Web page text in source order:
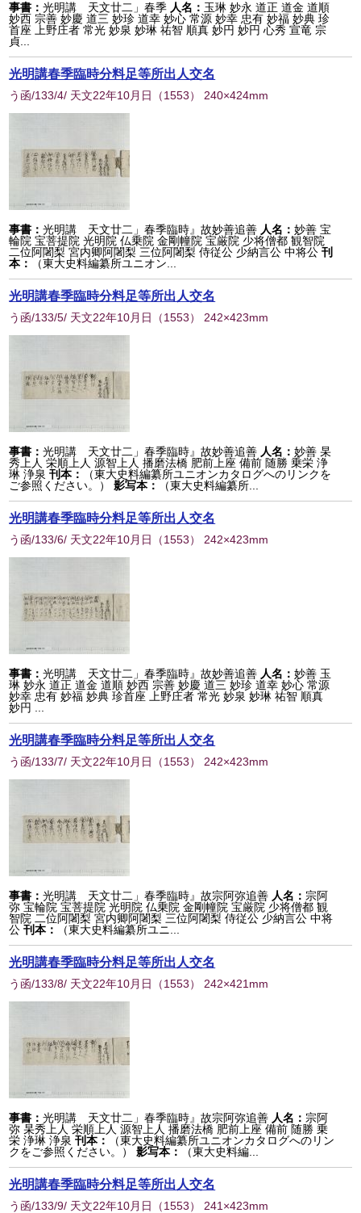
事書：光明講 天文廿二」春季 人名： 玉琳 妙永 道正 道金 道順
妙西 宗善 妙慶 道三 妙珍 道幸 妙心 常源 妙幸 忠有 妙福 妙典 珍
首座 上野庄者 常光 妙泉 妙琳 祐智 順真 妙円 妙円 心秀 宣竜 宗
貞...
光明講春季臨時分料足等所出人交名
う函/133/4/ 天文22年10月日 （1553） 240×424mm
事書：光明講 天文廿二」春季臨時』故妙善追善 人名：妙善 宝
輪院 宝菩提院 光明院 仏乗院 金剛幢院 宝厳院 少将僧都 観智院
二位阿闍梨 宮内卿阿闍梨 三位阿闍梨 侍従公 少納言公 中将公 刊
本：
（東大史料編纂所ユニオン...
光明講春季臨時分料足等所出人交名
う函/133/5/ 天文22年10月日 （1553） 242×423mm
事書：光明講 天文廿二」春季臨時』故妙善追善 人名：妙善 杲
秀上人 栄順上人 源智上人 播磨法橋 肥前上座 備前 随勝 乗栄 浄
琳 浄泉 刊本：
（東大史料編纂所ユニオンカタログへのリンクを
ご参照ください。）
影写本： （東大史料編纂所...
光明講春季臨時分料足等所出人交名
う函/133/6/ 天文22年10月日 （1553） 242×423mm
事書：光明講 天文廿二」春季臨時』故妙善追善 人名：妙善 玉
琳 妙永 道正 道金 道順 妙西 宗善 妙慶 道三 妙珍 道幸 妙心 常源
妙幸 忠有 妙福 妙典 珍首座 上野庄者 常光 妙泉 妙琳 祐智 順真
妙円 ...
光明講春季臨時分料足等所出人交名
う函/133/7/ 天文22年10月日 （1553） 242×423mm
事書：光明講 天文廿二」春季臨時』故宗阿弥追善 人名： 宗阿
弥 宝輪院 宝菩提院 光明院 仏乗院 金剛幢院 宝厳院 少将僧都 観
智院 二位阿闍梨 宮内卿阿闍梨 三位阿闍梨 侍従公 少納言公 中将
公 刊本： （東大史料編纂所ユニ...
光明講春季臨時分料足等所出人交名
う函/133/8/ 天文22年10月日 （1553） 242×421mm
事書：光明講 天文廿二」春季臨時』故宗阿弥追善 人名： 宗阿
弥 杲秀上人 栄順上人 源智上人 播磨法橋 肥前上座 備前 随勝 乗
栄 浄琳 浄泉 刊本：
（東大史料編纂所ユニオンカタログへのリン
クをご参照ください。）
影写本： （東大史料編...
光明講春季臨時分料足等所出人交名
う函/133/9/ 天文22年10月日 （1553） 241×423mm